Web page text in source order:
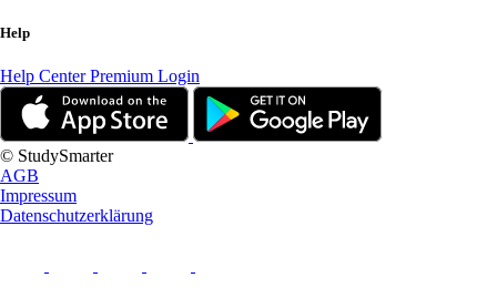
Help
Help CenterPremium Login
© StudySmarter
AGB
Impressum
Datenschutzerklärung